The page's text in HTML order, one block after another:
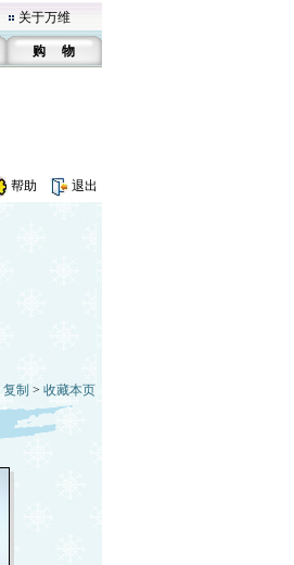
关于万维
购 物
帮助 退出
复制 > 收藏本页